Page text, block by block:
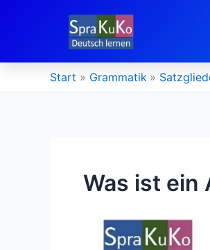
Start Grammatik
Was ist ein